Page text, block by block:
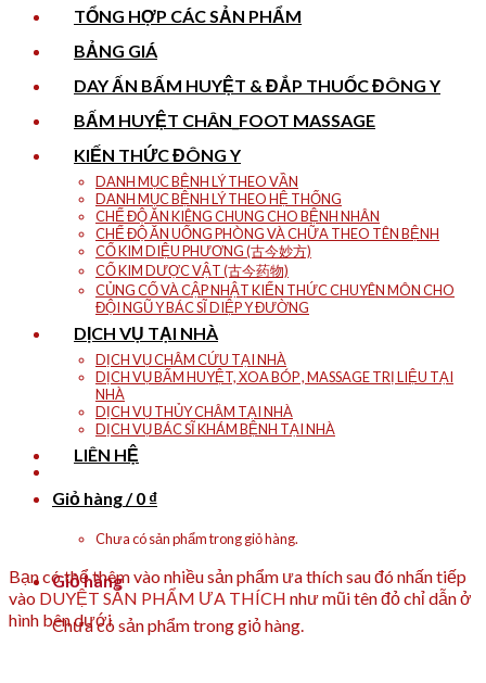
TỔNG HỢP CÁC SẢN PHẨM
BẢNG GIÁ
DAY ẤN BẤM HUYỆT & ĐẮP THUỐC ĐÔNG Y
BẤM HUYỆT CHÂN_FOOT MASSAGE
KIẾN THỨC ĐÔNG Y
DANH MỤC BỆNH LÝ THEO VẦN
DANH MỤC BỆNH LÝ THEO HỆ THỐNG
CHẾ ĐỘ ĂN KIÊNG CHUNG CHO BỆNH NHÂN
CHẾ ĐỘ ĂN UỐNG PHÒNG VÀ CHỮA THEO TÊN BỆNH
CỔ KIM DIỆU PHƯƠNG (古今妙方)
CỔ KIM DƯỢC VẬT (古今药物)
CỦNG CỐ VÀ CẬP NHẬT KIẾN THỨC CHUYÊN MÔN CHO
ĐỘI NGŨ Y BÁC SĨ DIỆP Y ĐƯỜNG
DỊCH VỤ TẠI NHÀ
DỊCH VỤ CHÂM CỨU TẠI NHÀ
DỊCH VỤ BẤM HUYỆT, XOA BÓP , MASSAGE TRỊ LIỆU TẠI
NHÀ
DỊCH VỤ THỦY CHÂM TẠI NHÀ
DỊCH VỤ BÁC SĨ KHÁM BỆNH TẠI NHÀ
LIÊN HỆ
Giỏ hàng /0 ₫
Chưa có sản phẩm trong giỏ hàng.
Giỏ hàng
Chưa có sản phẩm trong giỏ hàng.
Bạn có thể thêm vào nhiều sản phẩm ưa thích sau đó nhấn tiếp
vào DUYỆT SẢN PHẨM ƯA THÍCH như mũi tên đỏ chỉ dẫn ở
hình bên dưới